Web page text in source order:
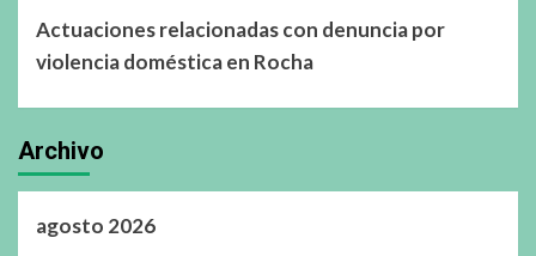
Actuaciones relacionadas con denuncia por
violencia doméstica en Rocha
Archivo
agosto 2026